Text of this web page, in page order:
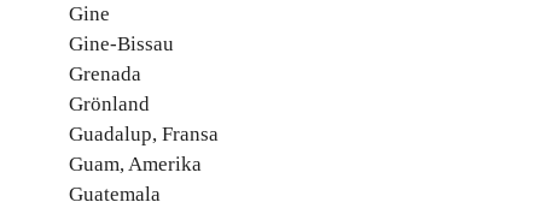
Gine
Gine-Bissau
Grenada
Grönland
Guadalup, Fransa
Guam, Amerika
Guatemala